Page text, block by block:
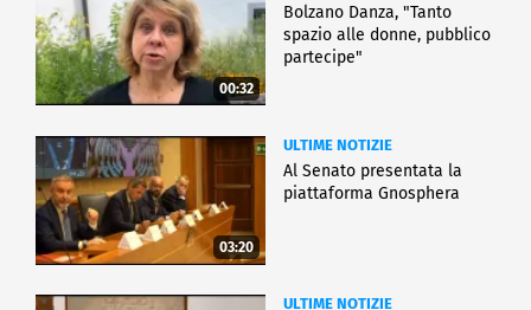
00:32
Bolzano Danza, "Tanto
spazio alle donne, pubblico
partecipe"
03:20
ULTIME NOTIZIE
Al Senato presentata la
piattaforma Gnosphera
ULTIME NOTIZIE